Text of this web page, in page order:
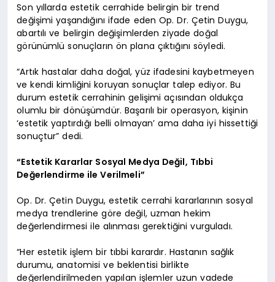
Son yıllarda estetik cerrahide belirgin bir trend
değişimi yaşandığını ifade eden Op. Dr. Çetin Duygu,
abartılı ve belirgin değişimlerden ziyade doğal
görünümlü sonuçların ön plana çıktığını söyledi.
“Artık hastalar daha doğal, yüz ifadesini kaybetmeyen
ve kendi kimliğini koruyan sonuçlar talep ediyor. Bu
durum estetik cerrahinin gelişimi açısından oldukça
olumlu bir dönüşümdür. Başarılı bir operasyon, kişinin
‘estetik yaptırdığı belli olmayan’ ama daha iyi hissettiği
sonuçtur” dedi.
“Estetik Kararlar Sosyal Medya Değil, Tıbbi
Değerlendirme ile Verilmeli”
Op. Dr. Çetin Duygu, estetik cerrahi kararlarının sosyal
medya trendlerine göre değil, uzman hekim
değerlendirmesi ile alınması gerektiğini vurguladı.
“Her estetik işlem bir tıbbi karardır. Hastanın sağlık
durumu, anatomisi ve beklentisi birlikte
değerlendirilmeden yapılan işlemler uzun vadede